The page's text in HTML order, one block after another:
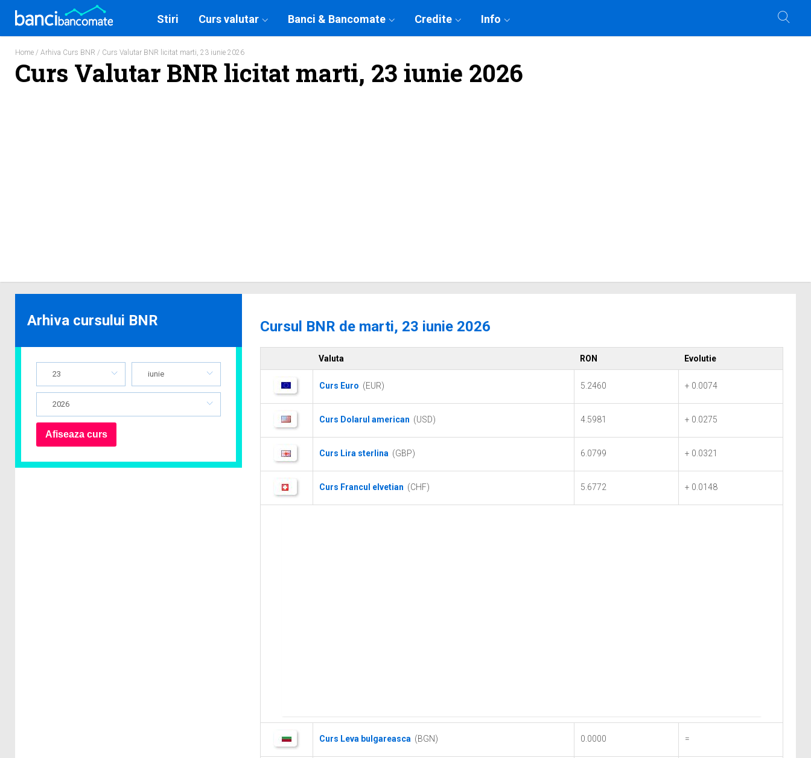
Stiri Curs valutar Banci & Bancomate Credite Info
Home / Arhiva Curs BNR / Curs Valutar BNR licitat marti, 23 iunie 2026
Curs Valutar BNR licitat marti, 23 iunie 2026
Cursul BNR de marti, 23 iunie 2026
Valuta RON Evolutie
Curs Euro (EUR) 5.2460 + 0.0074
Curs Dolarul american (USD) 4.5981 + 0.0275
Curs Lira sterlina (GBP) 6.0799 + 0.0321
Curs Francul elvetian (CHF) 5.6772 + 0.0148
Curs Leva bulgareasca (BGN) 0.0000 =
Arhiva cursului BNR
23 iunie
2026